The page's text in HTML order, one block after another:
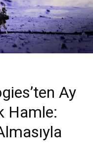
Ay
Hamle: